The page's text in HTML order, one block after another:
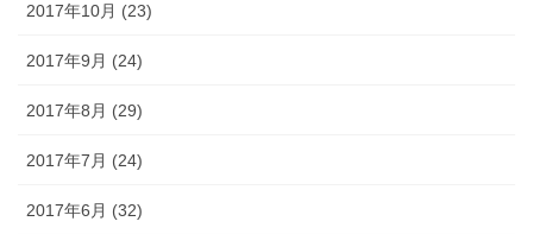
2017年10月 (23)
2017年9月 (24)
2017年8月 (29)
2017年7月 (24)
2017年6月 (32)